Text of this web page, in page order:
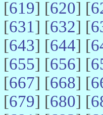
[619] [620] [
[631] [632] [
[643] [644] [
[655] [656] [
[667] [668] [
[679] [680] [